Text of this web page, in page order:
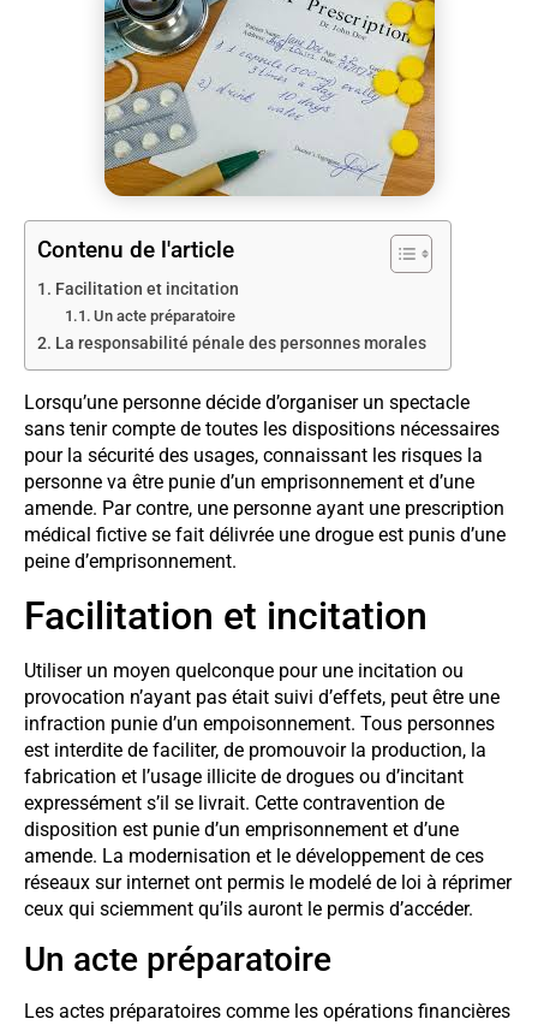
Contenu de l'article
Facilitation et incitation
Un acte préparatoire
La responsabilité pénale des personnes morales
Lorsqu’une personne décide d’organiser un spectacle
sans tenir compte de toutes les dispositions nécessaires
pour la sécurité des usages, connaissant les risques la
personne va être punie d’un emprisonnement et d’une
amende. Par contre, une personne ayant une prescription
médical fictive se fait délivrée une drogue est punis d’une
peine d’emprisonnement.
Facilitation et incitation
Utiliser un moyen quelconque pour une incitation ou
provocation n’ayant pas était suivi d’effets, peut être une
infraction punie d’un empoisonnement. Tous personnes
est interdite de faciliter, de promouvoir la production, la
fabrication et l’usage illicite de drogues ou d’incitant
expressément s’il se livrait. Cette contravention de
disposition est punie d’un emprisonnement et d’une
amende. La modernisation et le développement de ces
réseaux sur internet ont permis le modelé de loi à réprimer
ceux qui sciemment qu’ils auront le permis d’accéder.
Un acte préparatoire
Les actes préparatoires comme les opérations financières